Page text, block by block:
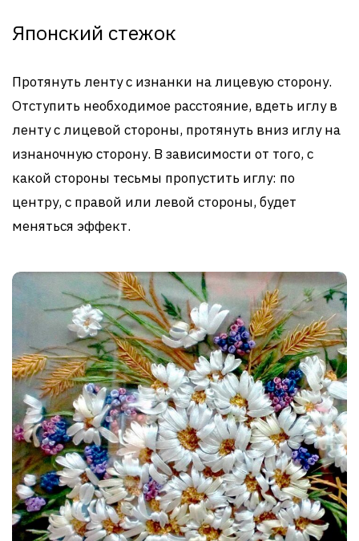
Японский стежок
Протянуть ленту с изнанки на лицевую сторону.
Отступить необходимое расстояние, вдеть иглу в
ленту с лицевой стороны, протянуть вниз иглу на
изнаночную сторону. В зависимости от того, с
какой стороны тесьмы пропустить иглу: по
центру, с правой или левой стороны, будет
меняться эффект.